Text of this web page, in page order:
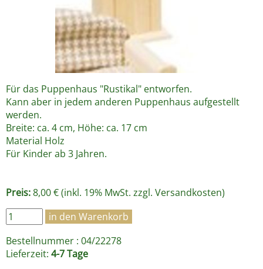
Für das Puppenhaus "Rustikal" entworfen.
Kann aber in jedem anderen Puppenhaus aufgestellt
werden.
Breite: ca. 4 cm, Höhe: ca. 17 cm
Material Holz
Für Kinder ab 3 Jahren.
Preis:8,00 € (inkl. 19% MwSt. zzgl. Versandkosten)
Bestellnummer : 04/22278
Lieferzeit: 4-7 Tage